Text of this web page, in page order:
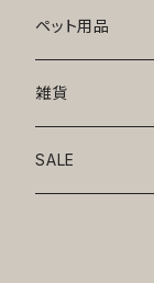
トップス
ニット
アロハ
ボトムス
ワンピース
ペット用品
ベッド
リード・首輪
雑貨
アート
SALE